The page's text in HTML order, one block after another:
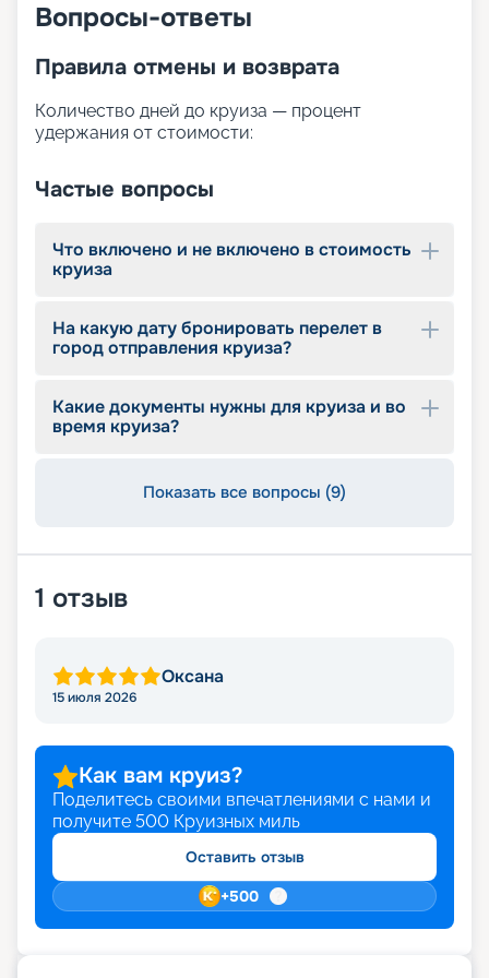
Вопросы-ответы
Правила отмены и возврата
Количество дней до круиза — процент
удержания от стоимости:
Частые вопросы
Что включено и не включено в стоимость
круиза
На какую дату бронировать перелет в
город отправления круиза?
Какие документы нужны для круиза и во
время круиза?
Показать все вопросы (9)
1 отзыв
Оксана
15 июля 2026
Как вам круиз?
Поделитесь своими впечатлениями с нами и
получите 500 Круизных миль
Оставить отзыв
+500